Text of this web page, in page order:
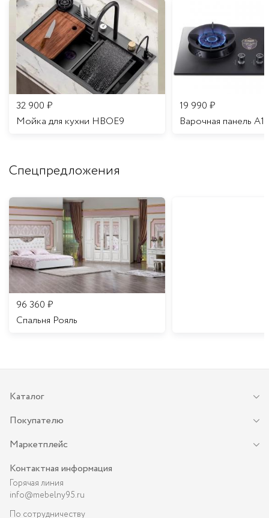
32 900 ₽
Мойка для кухни HBOE9
19 990 ₽
Варочная панель A16
Спецпредложения
96 360 ₽
Спальня Рояль
Каталог
Покупателю
Маркетплейс
Контактная информация
Горячая линия
info@mebelny95.ru
По сотрудничеству